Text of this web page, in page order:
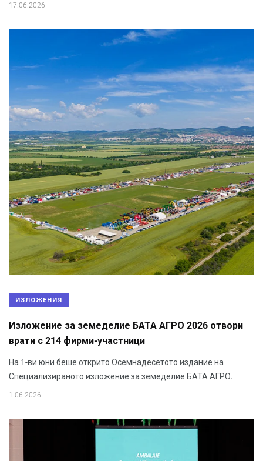
17.06.2026
ИЗЛОЖЕНИЯ
Изложение за земеделие БАТА АГРО 2026 отвори
врати с 214 фирми-участници
На 1-ви юни беше открито Осемнадесетото издание на
Специализираното изложение за земеделие БАТА АГРО.
1.06.2026